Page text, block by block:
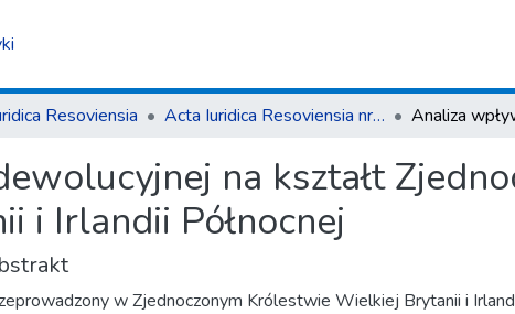
Resoviensia Acta Iuridica Resoviensia nr 4 (39) 2022
na kształt
i Irlandii Północnej
w Zjednoczonym Królestwie Wielkiej Brytanii i